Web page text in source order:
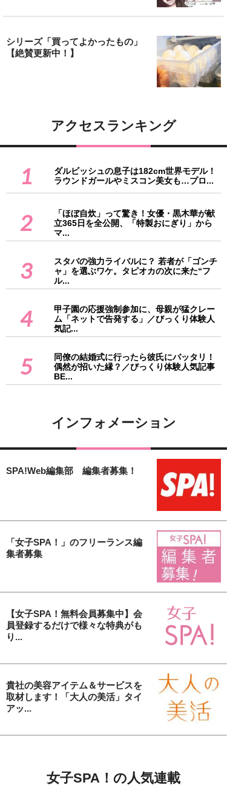
シリーズ「買ってよかったもの」
【絶賛更新中！】
アクセスランキング
1
ダルビッシュの息子は182cm世界モデル！
ラウンドガールやミスコン美女も…プロ...
2
「ほぼ自炊」って驚き！女優・黒木華が献
立365日を全公開、「特製おにぎり」から
マ...
3
スタバの強力ライバルに？ 若者が「ゴンチ
ャ」を選ぶワケ。タピオカの次に来た“フ
ル...
4
甲子園の応援強制参加に、母親が猛クレー
ム「ネットで告発する」／びっくり体験人
気記...
5
同僚の結婚式に行ったら彼氏にバッタリ！
偶然が招いた縁？／びっくり体験人気記事
BE...
インフォメーション
SPA!Web編集部 編集者募集！
「女子SPA！」のフリーランス編
集者募集
【女子SPA！無料会員募集中】会
員登録するだけで様々な特典がも
り...
貴社の美容アイテム＆サービスを
取材します！「大人の美活」タイ
アッ...
女子SPA！の人気連載